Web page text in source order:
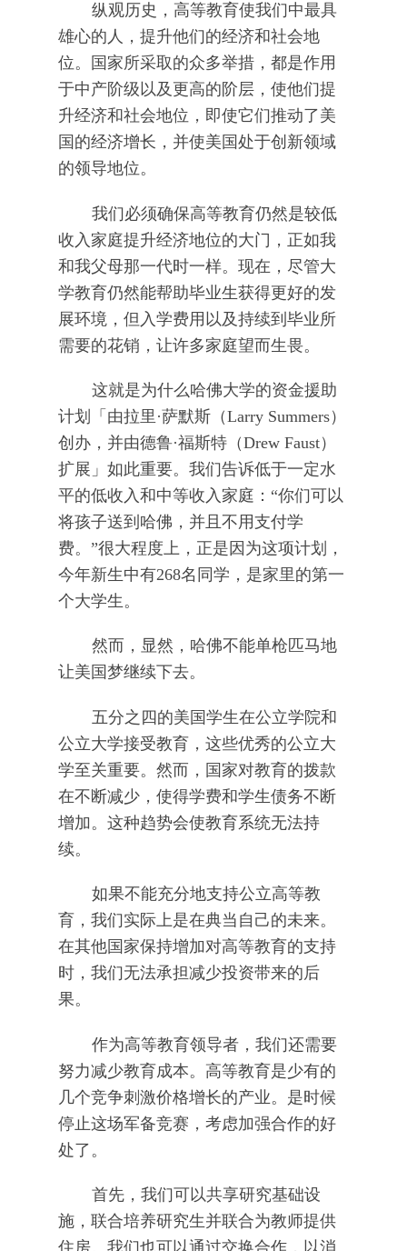
纵观历史，高等教育使我们中最具
雄心的人，提升他们的经济和社会地
位。国家所采取的众多举措，都是作用
于中产阶级以及更高的阶层，使他们提
升经济和社会地位，即使它们推动了美
国的经济增长，并使美国处于创新领域
的领导地位。
我们必须确保高等教育仍然是较低
收入家庭提升经济地位的大门，正如我
和我父母那一代时一样。现在，尽管大
学教育仍然能帮助毕业生获得更好的发
展环境，但入学费用以及持续到毕业所
需要的花销，让许多家庭望而生畏。
这就是为什么哈佛大学的资金援助
计划「由拉里·萨默斯（Larry Summers）
创办，并由德鲁·福斯特（Drew Faust）
扩展」如此重要。我们告诉低于一定水
平的低收入和中等收入家庭：“你们可以
将孩子送到哈佛，并且不用支付学
费。”很大程度上，正是因为这项计划，
今年新生中有268名同学，是家里的第一
个大学生。
然而，显然，哈佛不能单枪匹马地
让美国梦继续下去。
五分之四的美国学生在公立学院和
公立大学接受教育，这些优秀的公立大
学至关重要。然而，国家对教育的拨款
在不断减少，使得学费和学生债务不断
增加。这种趋势会使教育系统无法持
续。
如果不能充分地支持公立高等教
育，我们实际上是在典当自己的未来。
在其他国家保持增加对高等教育的支持
时，我们无法承担减少投资带来的后
果。
作为高等教育领导者，我们还需要
努力减少教育成本。高等教育是少有的
几个竞争刺激价格增长的产业。是时候
停止这场军备竞赛，考虑加强合作的好
处了。
首先，我们可以共享研究基础设
施，联合培养研究生并联合为教师提供
住房。我们也可以通过交换合作，以消